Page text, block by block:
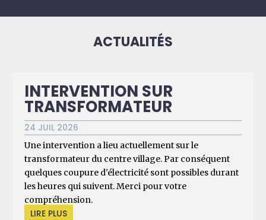
ACTUALITÉS
INTERVENTION SUR
TRANSFORMATEUR
24 JUIL 2026
Une intervention a lieu actuellement sur le
transformateur du centre village. Par conséquent
quelques coupure d'électricité sont possibles durant
les heures qui suivent. Merci pour votre
compréhension.
LIRE PLUS